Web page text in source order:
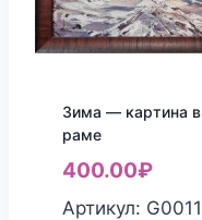
Зима — картина в
раме
400.00₽
Артикул: G0011